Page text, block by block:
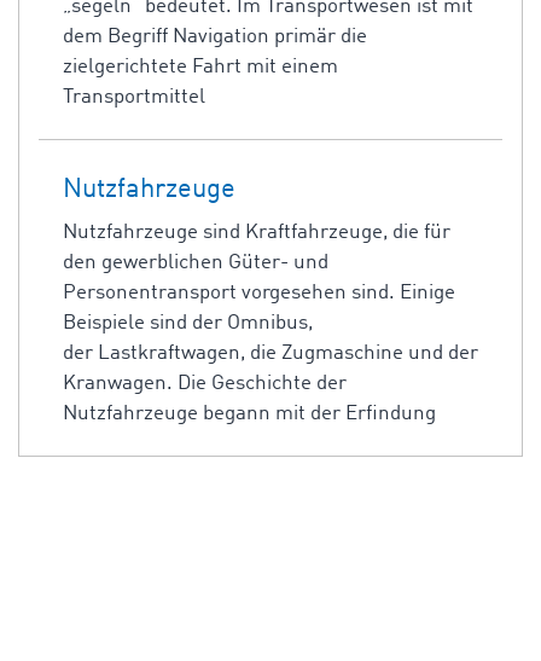
„segeln“ bedeutet. Im Transportwesen ist mit
dem Begriff Navigation primär die
zielgerichtete Fahrt mit einem
Transportmittel
Nutzfahrzeuge
Nutzfahrzeuge sind Kraftfahrzeuge, die für
den gewerblichen Güter- und
Personentransport vorgesehen sind. Einige
Beispiele sind der Omnibus,
der Lastkraftwagen, die Zugmaschine und der
Kranwagen. Die Geschichte der
Nutzfahrzeuge begann mit der Erfindung